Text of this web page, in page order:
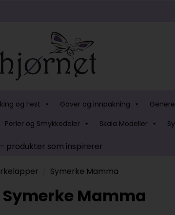
og Fest Gaver og innpakning
Perler og Smykkedeler Skala Modeller
produkter som inspirerer
Symerke Mamma
Symerke Mamma